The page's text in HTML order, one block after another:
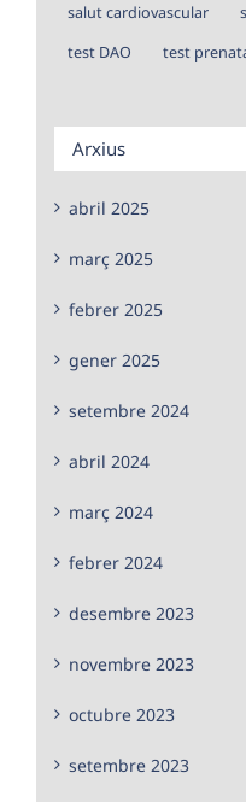
salut cardiovascular
test DAO
test
Arxius
abril 2025
març 2025
febrer 2025
gener 2025
setembre 2024
abril 2024
març 2024
febrer 2024
desembre 2023
novembre 2023
octubre 2023
setembre 2023